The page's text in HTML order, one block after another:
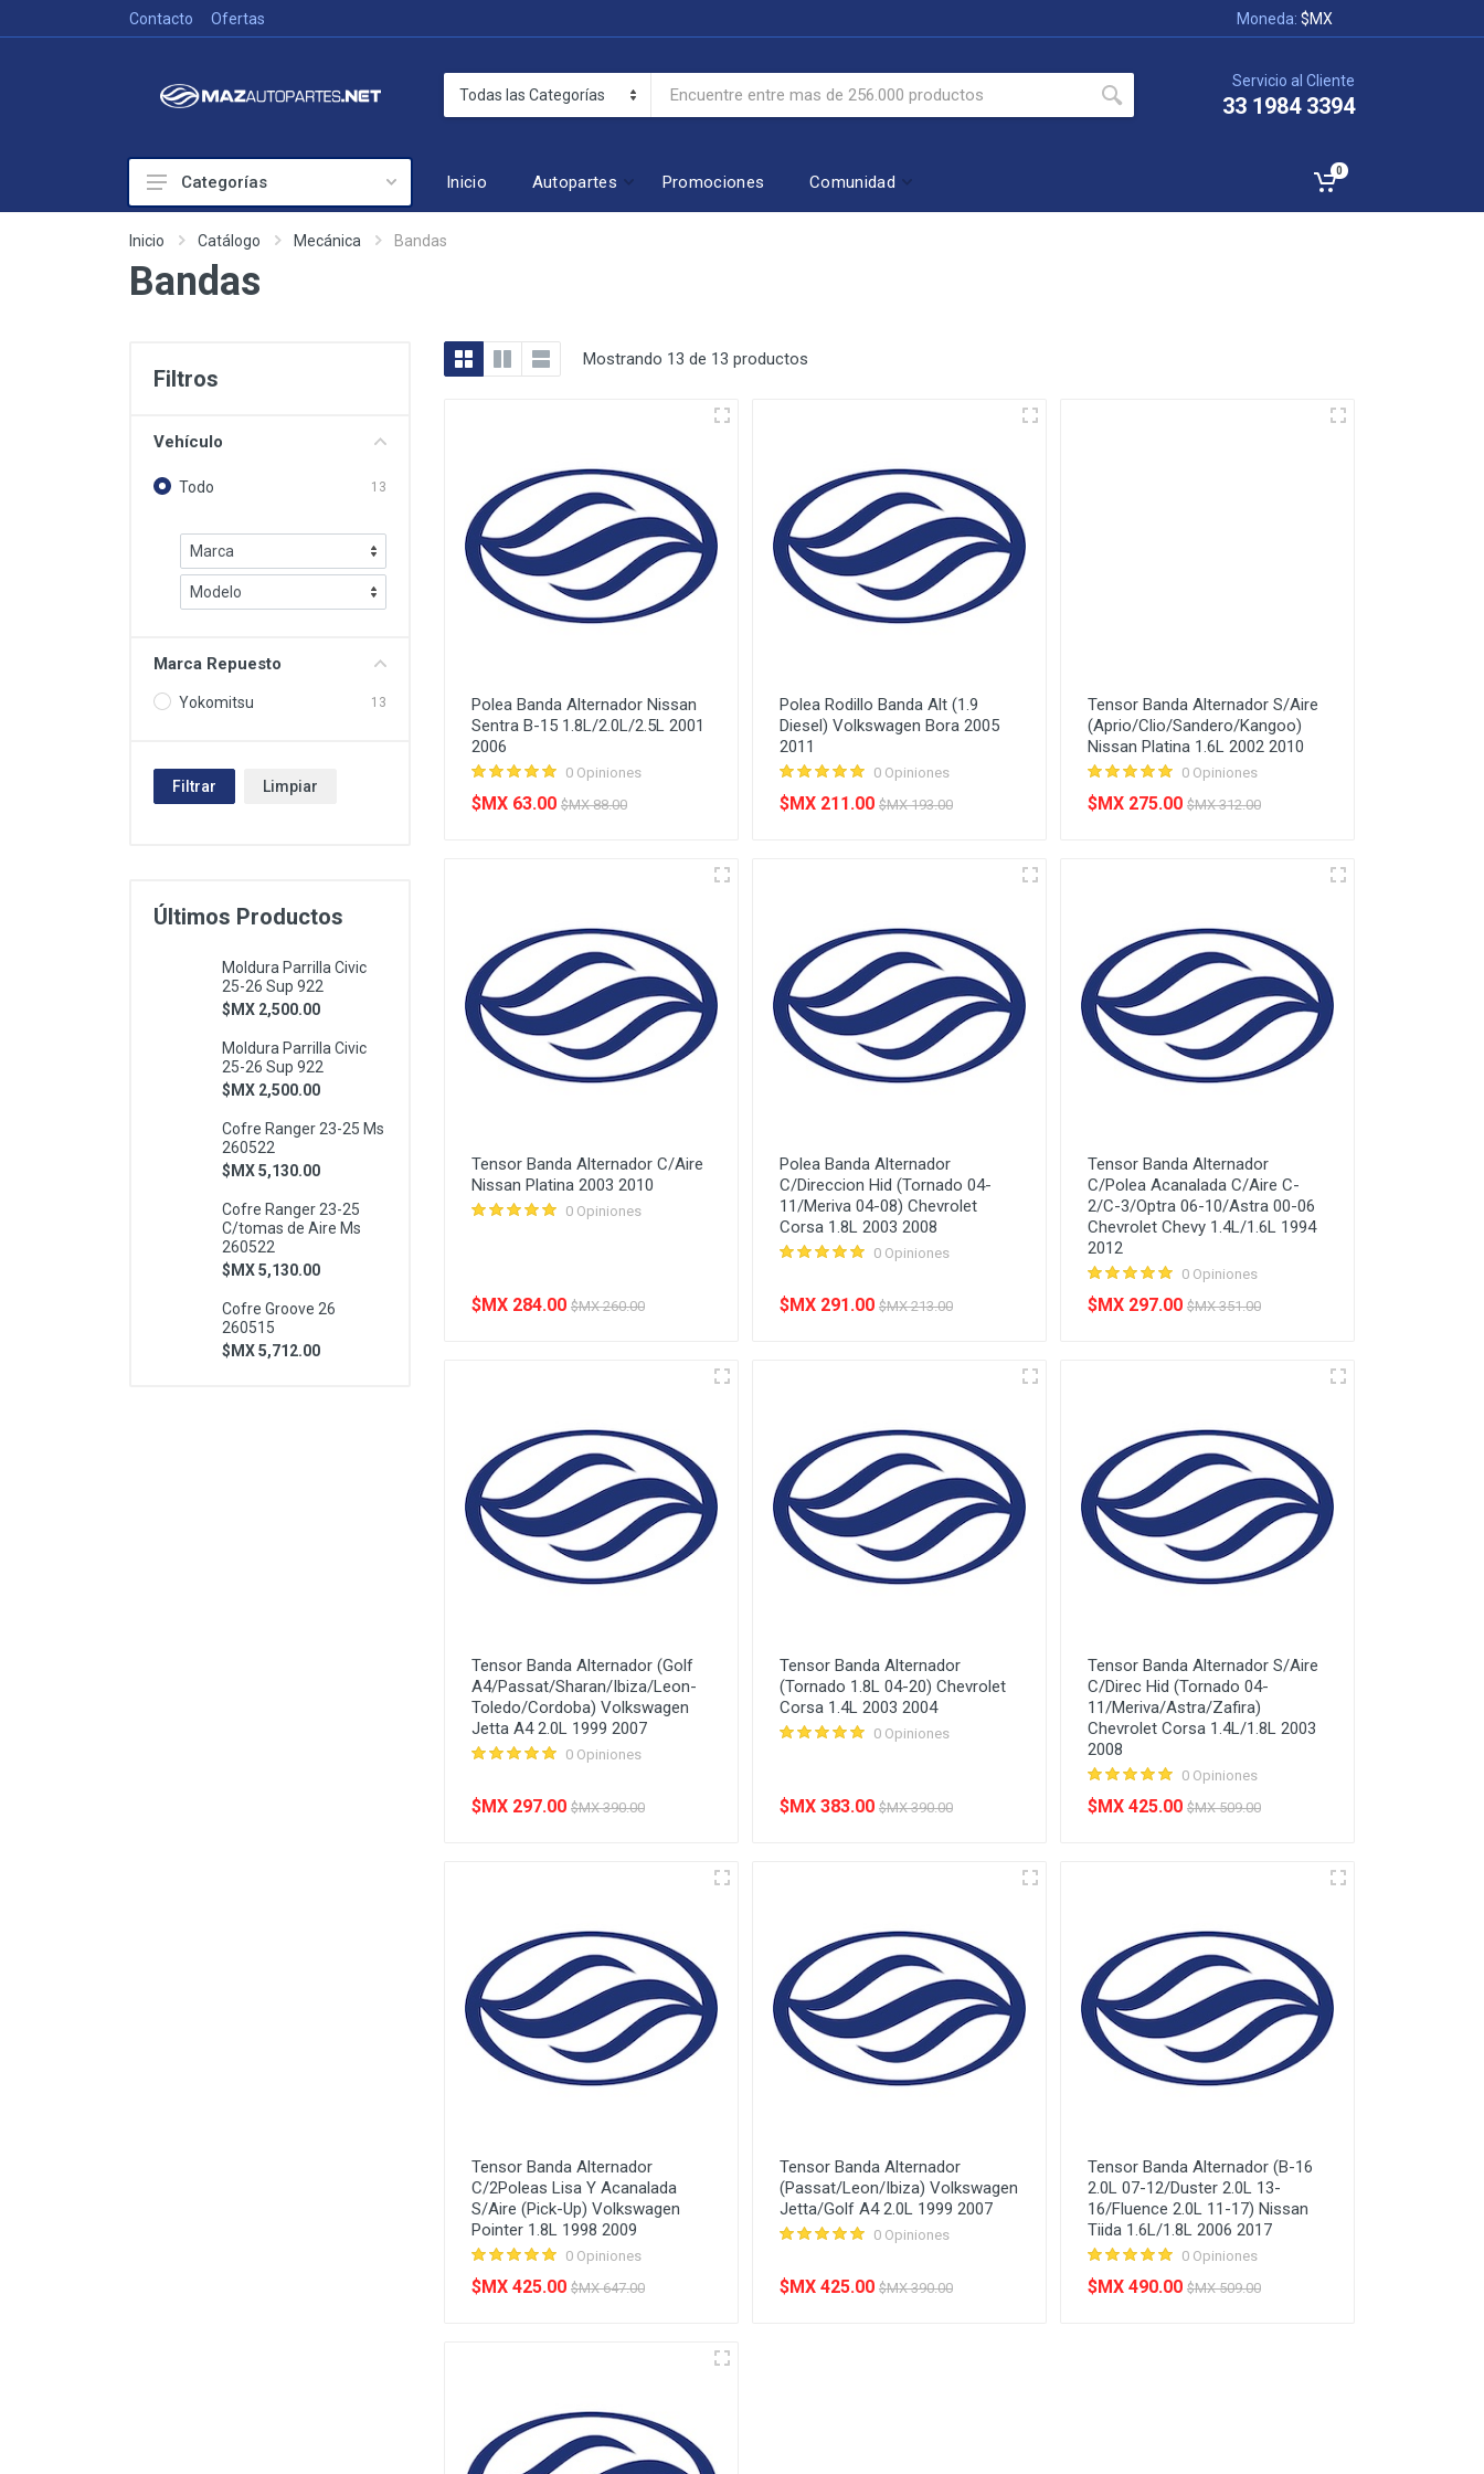
Contacto Ofertas Moneda: $MX
Servicio al Cliente
33 1984 3394
Colisión
Accesorios de exterior
Mecánica
Eléctrico
Categorías Inicio Autopartes Promociones Comunidad
0
Inicio Catálogo Mecánica Bandas
Bandas
Filtros
Vehículo
Todo 13
Marca Repuesto
Yokomitsu 13
Filtrar Limpiar
Últimos Productos
Moldura Parrilla Civic
25-26 Sup 922
$MX 2,500.00
Moldura Parrilla Civic
25-26 Sup 922
$MX 2,500.00
Cofre Ranger 23-25 Ms
260522
$MX 5,130.00
Cofre Ranger 23-25
C/tomas de Aire Ms
260522
$MX 5,130.00
Cofre Groove 26
260515
$MX 5,712.00
Mostrando 13 de 13 productos
Polea Banda Alternador Nissan
Sentra B-15 1.8L/2.0L/2.5L 2001
2006
0 Opiniones
$MX 63.00 $MX 88.00
Polea Rodillo Banda Alt (1.9
Diesel) Volkswagen Bora 2005
2011
0 Opiniones
$MX 211.00 $MX 193.00
Tensor Banda Alternador S/Aire
(Aprio/Clio/Sandero/Kangoo)
Nissan Platina 1.6L 2002 2010
0 Opiniones
$MX 275.00 $MX 312.00
Tensor Banda Alternador C/Aire
Nissan Platina 2003 2010
0 Opiniones
$MX 284.00 $MX 260.00
Polea Banda Alternador
C/Direccion Hid (Tornado 04-
11/Meriva 04-08) Chevrolet
Corsa 1.8L 2003 2008
0 Opiniones
$MX 291.00 $MX 213.00
Tensor Banda Alternador
C/Polea Acanalada C/Aire C-
2/C-3/Optra 06-10/Astra 00-06
Chevrolet Chevy 1.4L/1.6L 1994
2012
0 Opiniones
$MX 297.00 $MX 351.00
Tensor Banda Alternador (Golf
A4/Passat/Sharan/Ibiza/Leon-
Toledo/Cordoba) Volkswagen
Jetta A4 2.0L 1999 2007
0 Opiniones
$MX 297.00 $MX 390.00
Tensor Banda Alternador
(Tornado 1.8L 04-20) Chevrolet
Corsa 1.4L 2003 2004
0 Opiniones
$MX 383.00 $MX 390.00
Tensor Banda Alternador S/Aire
C/Direc Hid (Tornado 04-
11/Meriva/Astra/Zafira)
Chevrolet Corsa 1.4L/1.8L 2003
2008
0 Opiniones
$MX 425.00 $MX 509.00
Tensor Banda Alternador
C/2Poleas Lisa Y Acanalada
S/Aire (Pick-Up) Volkswagen
Pointer 1.8L 1998 2009
0 Opiniones
$MX 425.00 $MX 647.00
Tensor Banda Alternador
(Passat/Leon/Ibiza) Volkswagen
Jetta/Golf A4 2.0L 1999 2007
0 Opiniones
$MX 425.00 $MX 390.00
Tensor Banda Alternador (B-16
2.0L 07-12/Duster 2.0L 13-
16/Fluence 2.0L 11-17) Nissan
Tiida 1.6L/1.8L 2006 2017
0 Opiniones
$MX 490.00 $MX 509.00